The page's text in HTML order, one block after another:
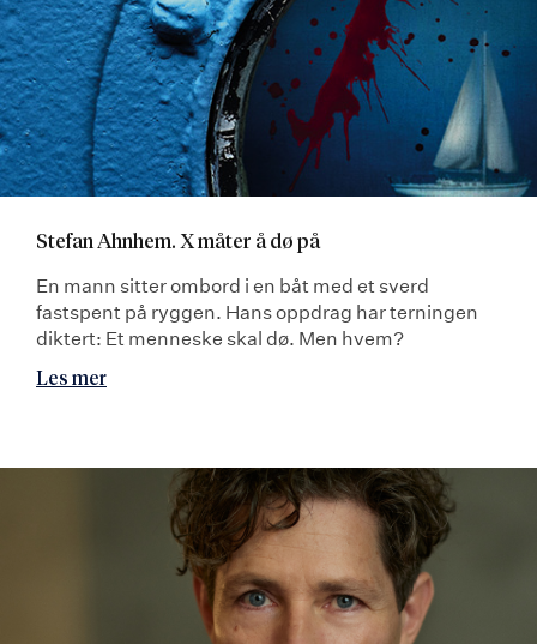
Stefan Ahnhem. X måter å dø på
En mann sitter ombord i en båt med et sverd
fastspent på ryggen. Hans oppdrag har terningen
diktert: Et menneske skal dø. Men hvem?
Les mer